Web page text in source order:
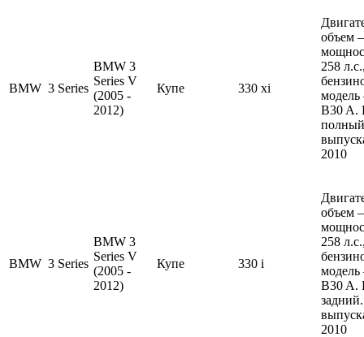
BMW 3 Series
BMW 3
Series V
(2005 -
2012)
Купе 330 xi
объем
258
B30 A.
2010
BMW 3 Series
BMW 3
Series V
(2005 -
2012)
Купе 330 i
объем
258
B30 A.
2010